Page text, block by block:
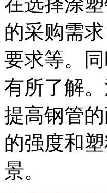
的采购需
要求等。
有所了解
提高钢管
的强度和
景。